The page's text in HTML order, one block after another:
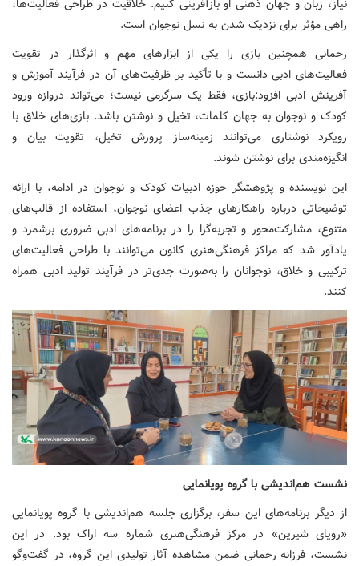
نیاز، زبان و جهان ذهنی او بازآفرینی کنیم. خلاقیت در طراحی فعالیت‌ها،
راهی مؤثر برای نزدیک شدن به نسل نوجوان است.
رحمانی همچنین بازی را یکی از ابزارهای مهم و اثرگذار در تقویت
فعالیت‌های ادبی دانست و با تأکید بر ظرفیت‌های آن در فرآیند آموزش و
آفرینش ادبی افزود:بازی، فقط یک سرگرمی نیست؛ می‌تواند دروازه ورود
کودک و نوجوان به جهان کلمات، تخیل و نوشتن باشد. بازی‌های خلاق با
رویکرد نوشتاری می‌توانند زمینه‌ساز پرورش تخیل، تقویت بیان و
انگیزه‌مندی برای نوشتن شوند.
این نویسنده و پژوهشگر حوزه ادبیات کودک و نوجوان در ادامه، با ارائه
توضیحاتی درباره راهکارهای جذب اعضای نوجوان، استفاده از قالب‌های
متنوع، مشارکت‌محور و تجربه‌گرا را در برنامه‌های ادبی ضروری برشمرد و
یادآور شد که مراکز فرهنگی‌هنری کانون می‌توانند با طراحی فعالیت‌های
ترکیبی و خلاق، نوجوانان را به‌صورت جدی‌تر در فرآیند تولید ادبی همراه
کنند.
نشست هم‌اندیشی با گروه پویانمایی
از دیگر برنامه‌های این سفر، برگزاری جلسه هم‌اندیشی با گروه پویانمایی
«رویای شیرین» در مرکز فرهنگی‌هنری شماره سه اراک بود. در این
نشست، فرزانه رحمانی ضمن مشاهده آثار تولیدی این گروه، در گفت‌وگو